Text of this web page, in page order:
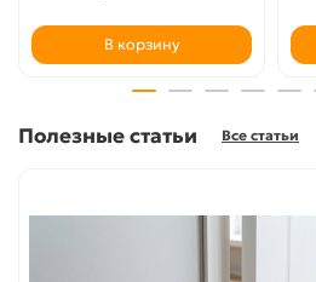
В корзину
Полезные статьи Все статьи